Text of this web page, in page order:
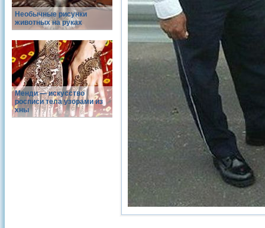
Необычные рисунки
животных на руках
Менди — искусство
росписи тела узорами из
хны